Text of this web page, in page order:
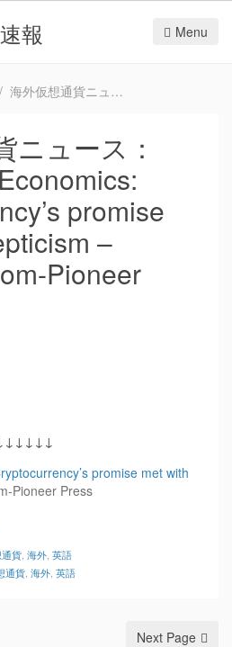
報 Menu
海外仮想通貨ニュース：Real World Economics: Cryptocurrency’s promise met with skepticism – TwinCities.com-Pioneer Press
ニュース：
promise
–
Pioneer
promise met with
Pioneer Press
貨 海外 英語
通貨 海外 英語
Next Page